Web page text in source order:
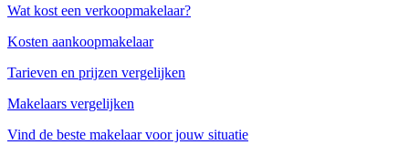
Wat kost een verkoopmakelaar?
Kosten aankoopmakelaar
Tarieven en prijzen vergelijken
Makelaars vergelijken
Vind de beste makelaar voor jouw situatie